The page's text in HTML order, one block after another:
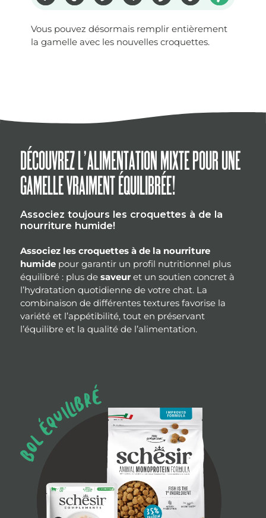
Vous pouvez désormais remplir entièrement
la gamelle avec les nouvelles croquettes.
DÉCOUVREZ L’ALIMENTATION MIXTE POUR UNE
GAMELLE VRAIMENT ÉQUILIBRÉE!
Associez toujours les croquettes à de la
nourriture humide!
Associez les croquettes à de la nourriture
humidepour garantir un profil nutritionnel plus
équilibré : plus de saveur et un soutien concret à
l’hydratation quotidienne de votre chat. La
combinaison de différentes textures favorise la
variété et l’appétibilité, tout en préservant
l’équilibre et la qualité de l’alimentation.